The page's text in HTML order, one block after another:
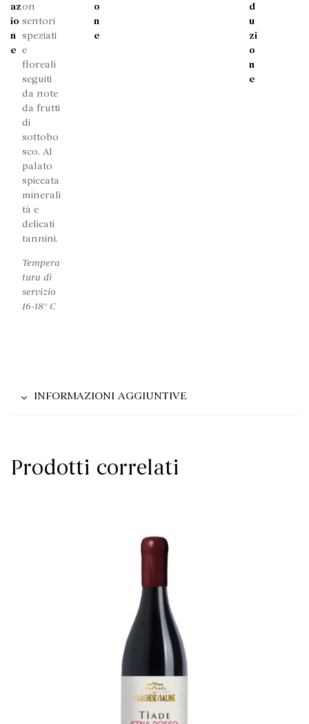
az
io
n
e
on
sentori
speziati
e
floreali
seguiti
da note
da frutti
di
sottobo
sco. Al
palato
spiccata
minerali
tà e
delicati
tannini.
Tempera
tura di
servizio
16-18° C
o
n
e
d
u
zi
o
n
e
INFORMAZIONI AGGIUNTIVE
Prodotti correlati